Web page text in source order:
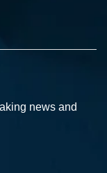
news and